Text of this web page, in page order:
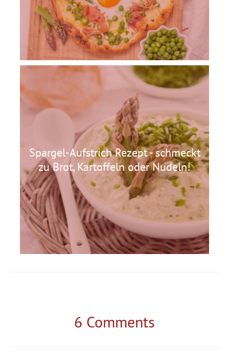
Spargel-Aufstrich Rezept - schmeckt
zu Brot, Kartoffeln oder Nudeln!
6 Comments